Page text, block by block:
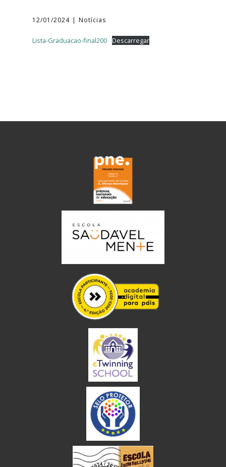
12/01/2024 Notícias
Lista-Graduacao-final200 Descarregar